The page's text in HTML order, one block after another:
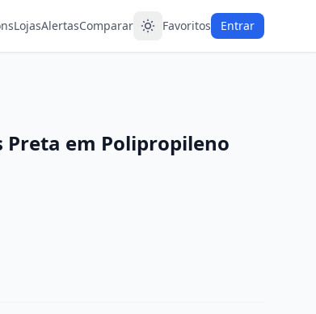
LojasAlertasComparar Favoritos Entrar
em Polipropileno